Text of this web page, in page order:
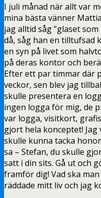
I juli månad när allt var
mina bästa vänner
jag alltid såg ”glaset
då, såg han en tilltufsad
en syn på livet som
på deras kontor och
Efter ett par timmar där
veckor, sen blev jag
skulle presentera en
ingen logga för mig, de
var logga, visitkort,
gjort hela konceptet!
skulle kunna tacka
sa – Stefan, du skulle
satt i din sits. Gå ut och
framför dig! Vad ska
räddade mitt liv och jag